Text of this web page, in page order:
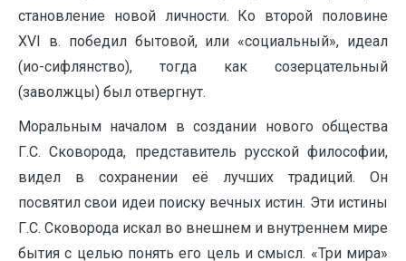
становление новой личности. Ко второй половине
XVI в. победил бытовой, или «социальный», идеал
(ио-сифлянство), тогда как созерцательный
(заволжцы) был отвергнут.
Моральным началом в создании нового общества
Г.С. Сковорода, представитель русской философии,
видел в сохранении её лучших традиций. Он
посвятил свои идеи поиску вечных истин. Эти истины
Г.С. Сковорода искал во внешнем и внутреннем мире
бытия с целью понять его цель и смысл. «Три мира»